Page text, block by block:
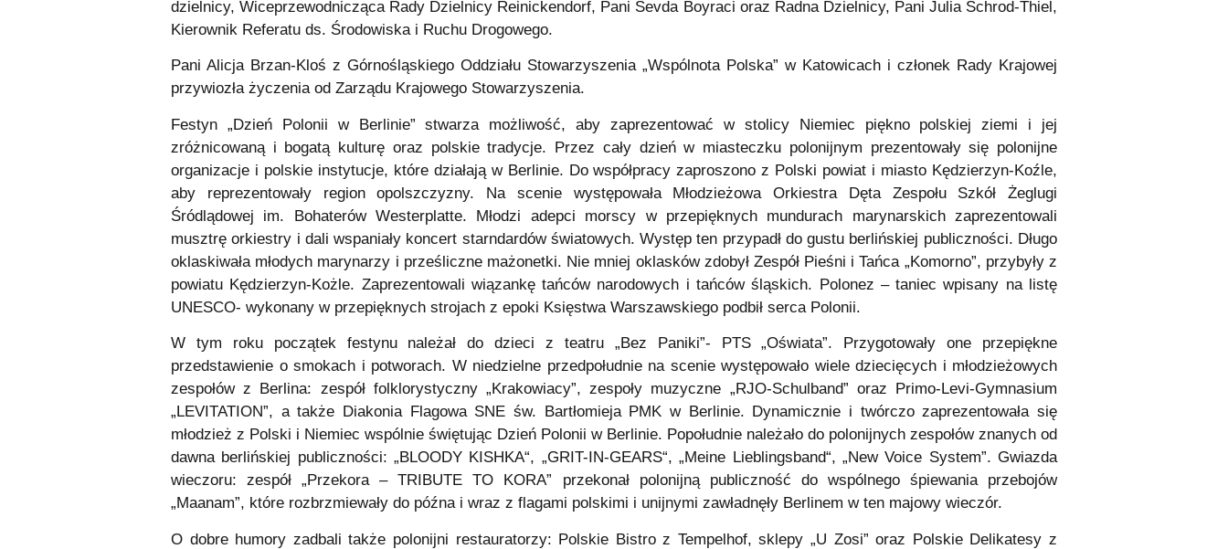
dzielnicy, Wiceprzewodnicząca Rady Dzielnicy Reinickendorf, Pani Sevda Boyraci oraz Radna Dzielnicy, Pani Julia Schrod-Thiel,
Kierownik Referatu ds. Środowiska i Ruchu Drogowego.
Pani Alicja Brzan-Kloś z Górnośląskiego Oddziału Stowarzyszenia „Wspólnota Polska” w Katowicach i członek Rady Krajowej
przywiozła życzenia od Zarządu Krajowego Stowarzyszenia.
Festyn „Dzień Polonii w Berlinie” stwarza możliwość, aby zaprezentować w stolicy Niemiec piękno polskiej ziemi i jej
zróżnicowaną i bogatą kulturę oraz polskie tradycje. Przez cały dzień w miasteczku polonijnym prezentowały się polonijne
organizacje i polskie instytucje, które działają w Berlinie. Do współpracy zaproszono z Polski powiat i miasto Kędzierzyn-Koźle,
aby reprezentowały region opolszczyzny. Na scenie występowała Młodzieżowa Orkiestra Dęta Zespołu Szkół Żeglugi
Śródlądowej im. Bohaterów Westerplatte. Młodzi adepci morscy w przepięknych mundurach marynarskich zaprezentowali
musztrę orkiestry i dali wspaniały koncert starndardów światowych. Występ ten przypadł do gustu berlińskiej publiczności. Długo
oklaskiwała młodych marynarzy i prześliczne mażonetki. Nie mniej oklasków zdobył Zespół Pieśni i Tańca „Komorno”, przybyły z
powiatu Kędzierzyn-Kożle. Zaprezentowali wiązankę tańców narodowych i tańców śląskich. Polonez – taniec wpisany na listę
UNESCO- wykonany w przepięknych strojach z epoki Księstwa Warszawskiego podbił serca Polonii.
W tym roku początek festynu należał do dzieci z teatru „Bez Paniki”- PTS „Oświata”. Przygotowały one przepiękne
przedstawienie o smokach i potworach. W niedzielne przedpołudnie na scenie występowało wiele dziecięcych i młodzieżowych
zespołów z Berlina: zespół folklorystyczny „Krakowiacy”, zespoły muzyczne „RJO-Schulband” oraz Primo-Levi-Gymnasium
„LEVITATION”, a także Diakonia Flagowa SNE św. Bartłomieja PMK w Berlinie. Dynamicznie i twórczo zaprezentowała się
młodzież z Polski i Niemiec wspólnie świętując Dzień Polonii w Berlinie. Popołudnie należało do polonijnych zespołów znanych od
dawna berlińskiej publiczności: „BLOODY KISHKA“, „GRIT-IN-GEARS“, „Meine Lieblingsband“, „New Voice System”. Gwiazda
wieczoru: zespół „Przekora – TRIBUTE TO KORA” przekonał polonijną publiczność do wspólnego śpiewania przebojów
„Maanam”, które rozbrzmiewały do późna i wraz z flagami polskimi i unijnymi zawładnęły Berlinem w ten majowy wieczór.
O dobre humory zadbali także polonijni restauratorzy: Polskie Bistro z Tempelhof, sklepy „U Zosi” oraz Polskie Delikatesy z